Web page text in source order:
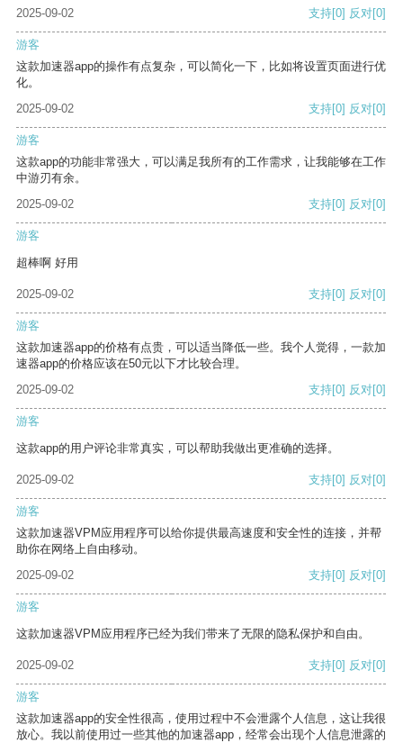
2025-09-02 支持[0] 反对[0]
游客
这款加速器app的操作有点复杂，可以简化一下，比如将设置页面进行优
化。
2025-09-02
支持[0] 反对[0]
游客
这款app的功能非常强大，可以满足我所有的工作需求，让我能够在工作
中游刃有余。
2025-09-02
支持[0] 反对[0]
游客
超棒啊 好用
2025-09-02 支持[0] 反对[0]
游客
这款加速器app的价格有点贵，可以适当降低一些。我个人觉得，一款加
速器app的价格应该在50元以下才比较合理。
2025-09-02
支持[0] 反对[0]
游客
这款app的用户评论非常真实，可以帮助我做出更准确的选择。
2025-09-02 支持[0] 反对[0]
游客
这款加速器VPM应用程序可以给你提供最高速度和安全性的连接，并帮
助你在网络上自由移动。
2025-09-02
支持[0] 反对[0]
游客
这款加速器VPM应用程序已经为我们带来了无限的隐私保护和自由。
2025-09-02 支持[0] 反对[0]
游客
这款加速器app的安全性很高，使用过程中不会泄露个人信息，这让我很
放心。我以前使用过一些其他的加速器app，经常会出现个人信息泄露的